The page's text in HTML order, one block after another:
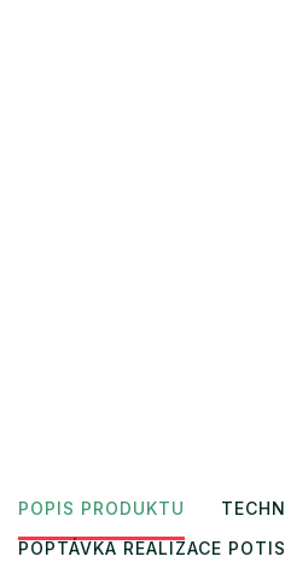
POPIS PRODUKTU
POPTÁVKA REALIZACE